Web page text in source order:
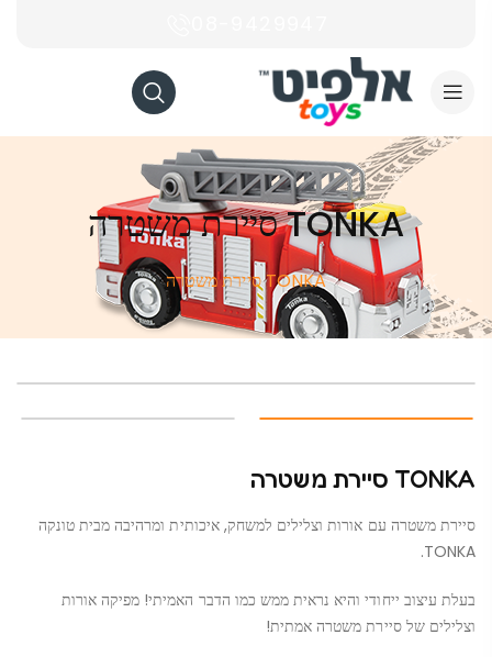
TONKA סיירת משטרה
TONKA סיירת משטרה
TONKA סיירת משטרה
סיירת משטרה עם אורות וצלילים למשחק, איכותית ומרהיבה מבית טונקה
TONKA.
בעלת עיצוב ייחודי והיא נראית ממש כמו הדבר האמיתי! מפיקה אורות
וצלילים של סיירת משטרה אמתית!